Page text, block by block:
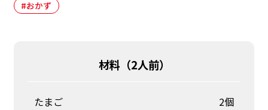
#おかず
材料（2人前）
たまご
2個